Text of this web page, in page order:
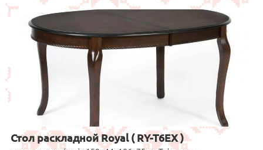
Стол раскладной Royal ( RY-T6EX )